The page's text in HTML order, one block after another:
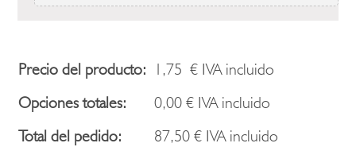
Precio del producto: 1,75€ IVA incluido
Opciones totales:
0,00€ IVA incluido
Total del pedido:
87,50€ IVA incluido